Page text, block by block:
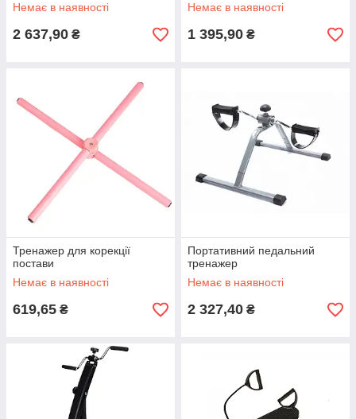
Немає в наявності
2 637,90 ₴
Немає в наявності
1 395,90 ₴
Тренажер для корекції
постави
Немає в наявності
619,65 ₴
Портативний педальний
тренажер
Немає в наявності
2 327,40 ₴